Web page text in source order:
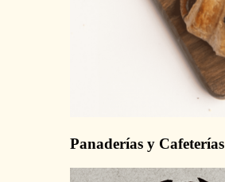
Panaderías y Cafeterías